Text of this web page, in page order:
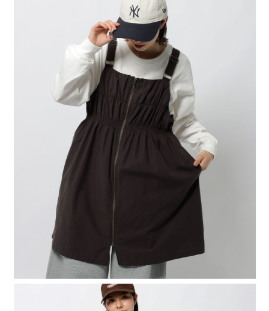
1.分期款項不併入電信帳單，「大哥付你分期」於每月結算日後寄送繳費提
2.透過簡訊連結打開帳單後，可選擇「超商條碼／台灣大直營門市／銀行轉
帳／街口支付／iPASS MONEY」等通路繳費。
1.本服務係由「台灣大哥大股份有限公司」（以下簡稱本公司）所提供，讓
用戶於交易時，得透過本服務購買商品或服務，並由商店將買賣／分期付款
買賣價金債權讓與本公司後，依約使用本公司帳單繳交帳款。
2.基於同意付款使用「大哥付你分期」之契約關係目的，商店將以您的個人
資料（包含姓名、電話或地址）提供予台灣大哥大進項蒐集、處理及利用，
由本公司與您本人進行分期帳單所需資料之確認、核對及更正。
3.完整用戶服務條款，請詳閱以下連結：
https://oppay.tw/userRule
１．於結帳方式選擇「AFTEE先享後付」後，將跳轉至「AFTEE先享後付」
結帳頁面，進行簡訊認證並確認金額後，即可完成結帳。
２．訂單成立數日內，您將收到繳費通知簡訊。
３．收到繳費通知簡訊後14天內，點擊此簡訊中的連結，可透過四大超商／
ATM／網路銀行／等多元方式進行付款，方視為交易完成。
※ 請注意：結帳手續完成當下不需立刻繳費，但若您需要取消訂單，請聯絡
購買商品的店家。未經商家同意取消之訂單仍視為有效，需透過AFTEE先享
後付繳納相關費用。
※ 交易是否成功請以「AFTEE先享後付 」之結帳頁面顯示為準，若有關於
是否繳費成功／繳費後需取消欲退款等相關疑問，請聯繫「AFTEE先享後付
https://netprotections.freshdesk.com/support/home
１．透過由恩沛科技股份有限公司提供之「AFTEE先享後付」服務完成之交
易，需依本服務之必要範圍內提供個人資料，並將交易相關給付款項請求債
權轉讓予恩沛科技股份有限公司。
２．關於個人資料處理事宜，請瀏覽以下網址：
https://aftee.tw/terms/#terms3
３．未成年的使用者請事先徵得法定代理人或監護人之同意方可使用
「AFTEE先享後付」，若未經同意申辦者引起之損失，本公司不負相關責
４．使用「AFTEE先享後付」時，將依據個別帳號之用戶狀況，依本公司即
時審查核予不同之上限額度；若仍有額度不足之情形，本公司將視審查結果
請求用戶進行身份認證。
５．嚴禁一人註冊多個帳號或使用他人資訊註冊。若發現惡意使用之情形，
恩沛科技股份有限公司將有權停止該用戶之使用額度並採取法律行動。
每筆NT$80，滿NT$888(含以上)免運費
每筆NT$80，滿NT$1,500(含以上)免運費
付款後 7-11取貨
每筆NT$80，滿NT$1,500(含以上)免運費
每筆NT$80，滿NT$1,500(含以上)免運費